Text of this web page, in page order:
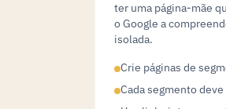
ter uma página-mãe
o Google a
isolada.
Crie páginas de
Cada segmento